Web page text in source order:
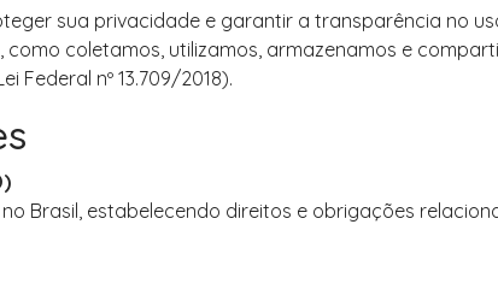
sua privacidade e garantir a transparência no
coletamos, utilizamos, armazenamos e
Federal nº 13.709/2018).
Brasil, estabelecendo direitos e obrigações